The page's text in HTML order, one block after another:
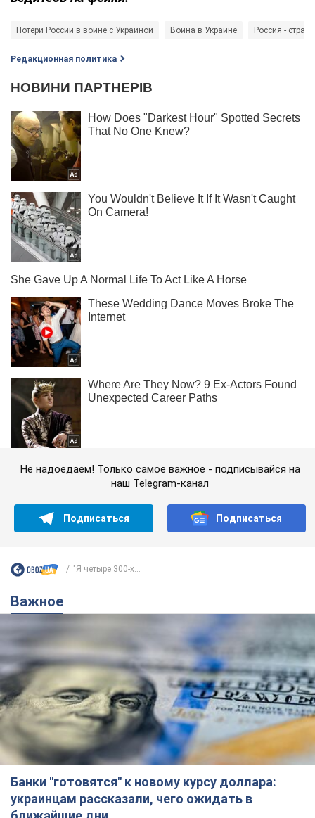
Потери России в войне с Украиной Война в Украине Россия -
Редакционная политика
Не надоедаем! Только самое важное - подписывайся на
наш Telegram-канал
Подписаться Подписаться
"Я четыре 300-х...
Важное
Банки "готовятся" к новому курсу доллара:
украинцам рассказали, чего ожидать в